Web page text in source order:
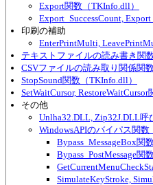
Export関数（TKInfo.dll）
Export_SuccessCount,
印刷の補助
EnterPrintMulti,
テキストファイルの読み書き関
CSVファイルの読み取り関係関
StopSound関数（TKInfo.dll）
SetWaitCursor, RestoreWaitCursor
その他
Unlha32.DLL, Zip32J.DLL呼
WindowsAPIのバイパス関数
Bypass_MessageBox関
Bypass_PostMessage関
SimulateKeyStroke,